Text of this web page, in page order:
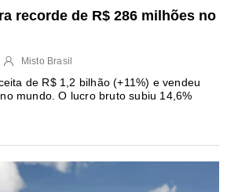
recorde de R$ 286 milhões no
Misto Brasil
de R$ 1,2 bilhão (+11%) e vendeu
mundo. O lucro bruto subiu 14,6%